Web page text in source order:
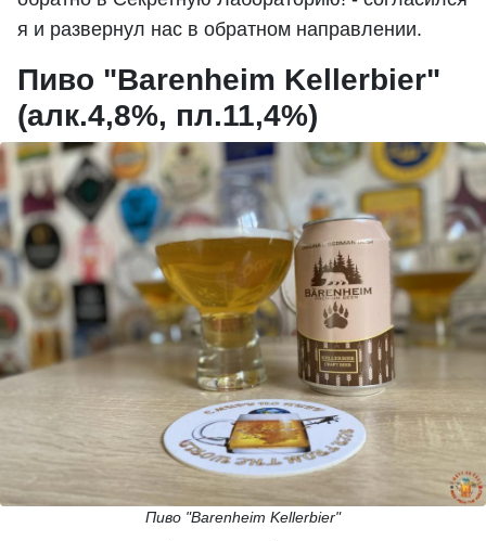
я и развернул нас в обратном направлении.
Пиво "Barenheim Kellerbier"
(алк.4,8%, пл.11,4%)
Пиво "Barenheim Kellerbier"